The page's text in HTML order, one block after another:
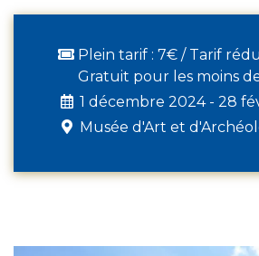
Plein tarif : 7€ / Tarif
Gratuit pour les moins
1 décembre 2024 - 28
Musée d'Art et